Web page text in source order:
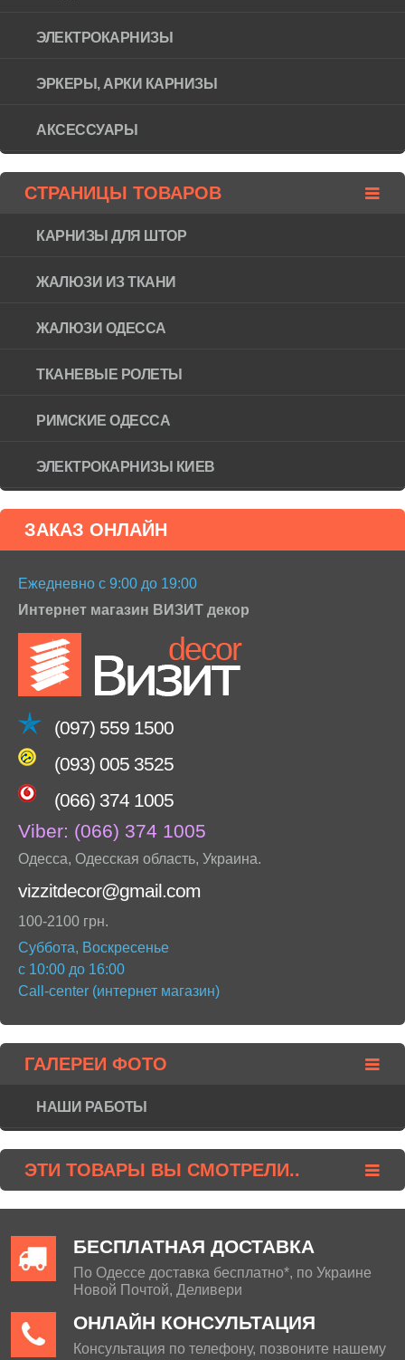
ЭЛЕКТРОКАРНИЗЫ
ЭРКЕРЫ, АРКИ КАРНИЗЫ
АКСЕССУАРЫ
СТРАНИЦЫ ТОВАРОВ
КАРНИЗЫ ДЛЯ ШТОР
ЖАЛЮЗИ ИЗ ТКАНИ
ЖАЛЮЗИ ОДЕССА
ТКАНЕВЫЕ РОЛЕТЫ
РИМСКИЕ ОДЕССА
ЭЛЕКТРОКАРНИЗЫ КИЕВ
ЗАКАЗ ОНЛАЙН
Ежедневно с 9:00 до 19:00
Интернет магазин ВИЗИТ декор
(097) 559 1500
(093) 005 3525
(066) 374 1005
Viber: (066) 374 1005
Одесса, Одесская область, Украина.
vizzitdecor@gmail.com
100-2100 грн.
Суббота, Воскресенье
с 10:00 до 16:00
Call-center (интернет магазин)
ГАЛЕРЕИ ФОТО
НАШИ РАБОТЫ
ЭТИ ТОВАРЫ ВЫ СМОТРЕЛИ..
БЕСПЛАТНАЯ ДОСТАВКА
По Одессе доставка бесплатно*, по Украине
Новой Почтой, Деливери
ОНЛАЙН КОНСУЛЬТАЦИЯ
Консультация по телефону, позвоните нашему